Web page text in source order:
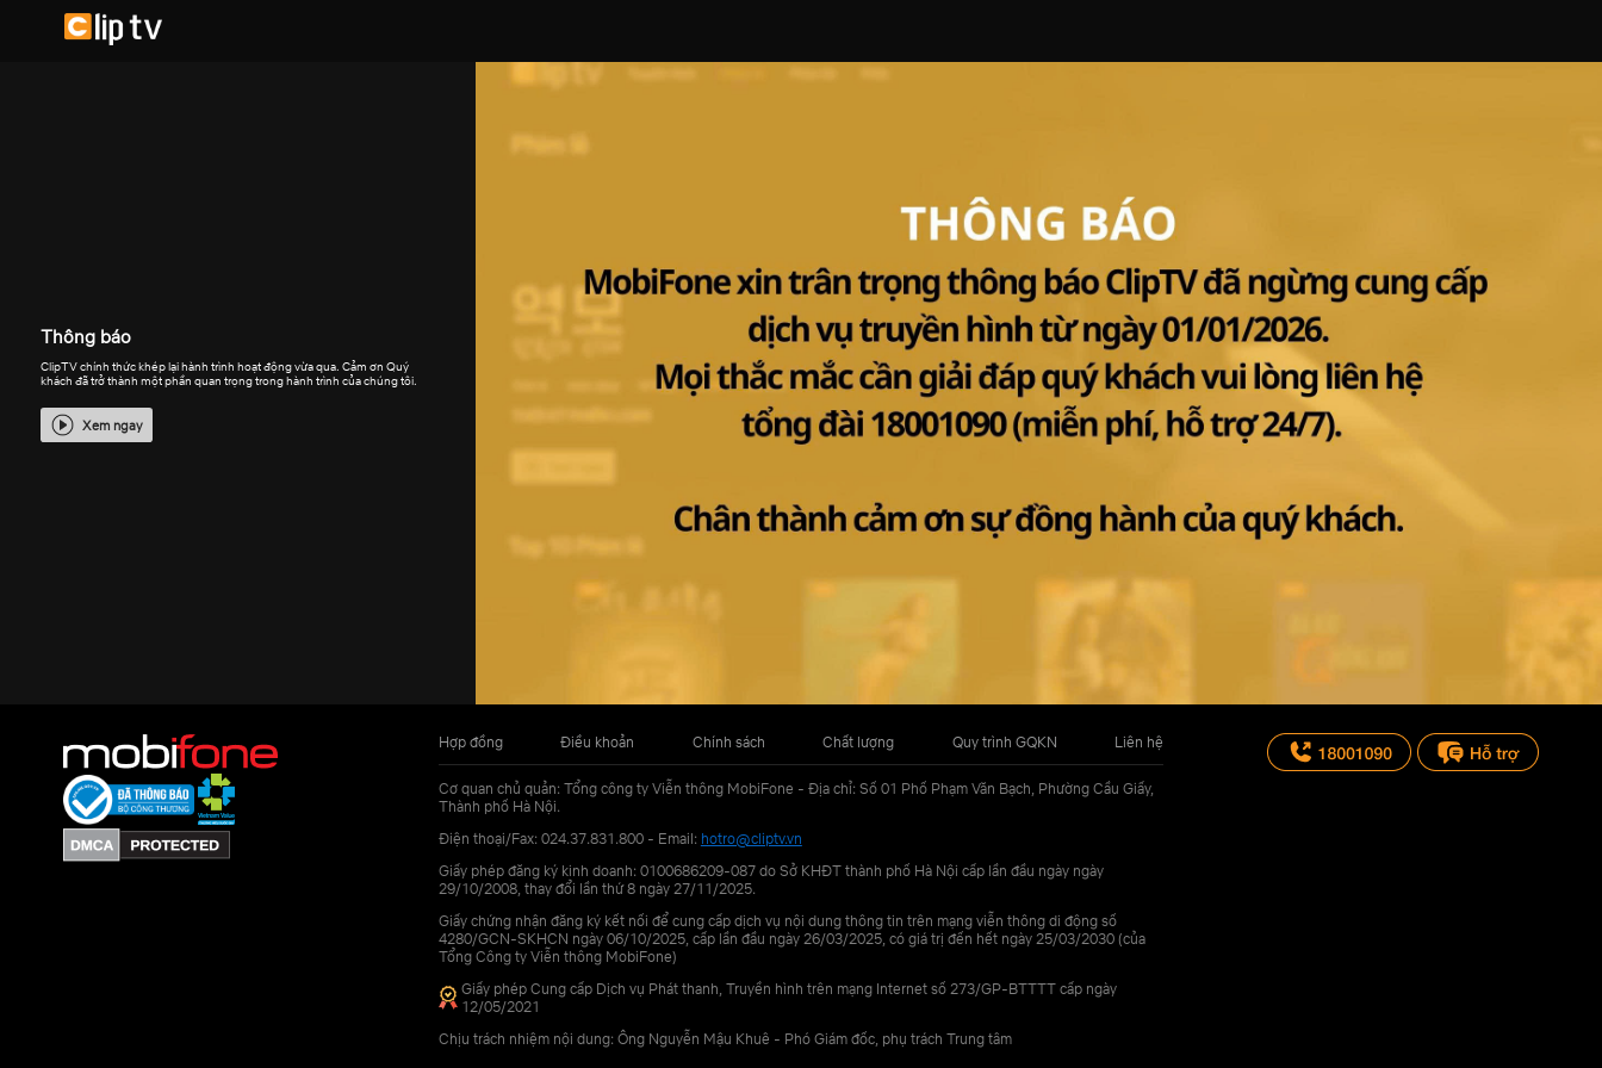
Thông báo
ClipTV chính thức khép lại hành trình hoạt động vừa qua. Cảm ơn Quý
khách đã trở thành một phần quan trọng trong hành trình của chúng tôi.
Xem ngay
Hợp đồng Điều khoản Chính sách Chất lượng Quy trình GQKN Liên hệ
Cơ quan chủ quản: Tổng công ty Viễn thông MobiFone - Địa chỉ: Số 01 Phố Phạm Văn Bạch, Phường Cầu Giấy,
Thành phố Hà Nội.
Điện thoại/Fax: 024.37.831.800 - Email: hotro@cliptv.vn
Giấy phép đăng ký kinh doanh: 0100686209-087 do Sở KHĐT thành phố Hà Nội cấp lần đầu ngày ngày
29/10/2008, thay đổi lần thứ 8 ngày 27/11/2025.
Giấy chứng nhận đăng ký kết nối để cung cấp dịch vụ nội dung thông tin trên mạng viễn thông di động số
4280/GCN-SKHCN ngày 06/10/2025, cấp lần đầu ngày 26/03/2025, có giá trị đến hết ngày 25/03/2030 (của
Tổng Công ty Viễn thông MobiFone)
Giấy phép Cung cấp Dịch vụ Phát thanh, Truyền hình trên mạng Internet số 273/GP-BTTTT cấp ngày
12/05/2021
Chịu trách nhiệm nội dung: Ông Nguyễn Mậu Khuê - Phó Giám đốc, phụ trách Trung tâm